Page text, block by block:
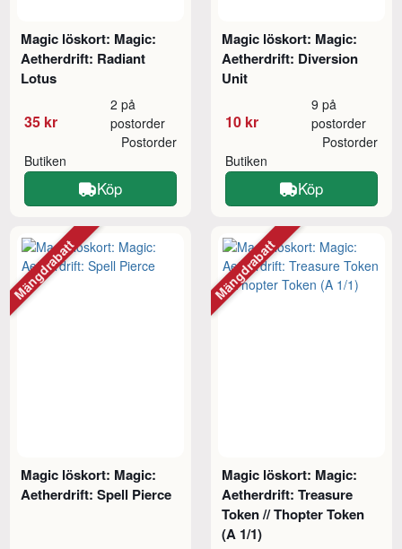
Magic löskort: Magic:
Aetherdrift: Radiant
Lotus
35 kr
2 på
postorder
Butiken
Postorder
Köp
Magic löskort: Magic:
Aetherdrift: Diversion
Unit
10 kr
9 på
postorder
Butiken
Postorder
Köp
Magic löskort: Magic:
Aetherdrift: Spell Pierce
Mängdrabatt
Magic löskort: Magic:
Aetherdrift: Treasure
Token // Thopter Token
(A 1/1)
Mängdrabatt